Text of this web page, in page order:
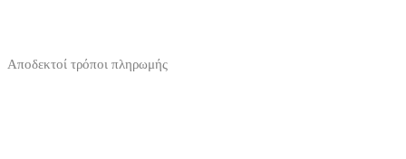
Αποδεκτοί τρόποι πληρωμής